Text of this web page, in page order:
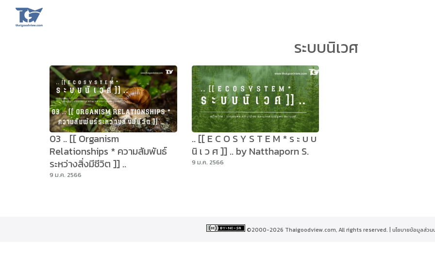
content
ระบบนิเวศ
03 .. [[ Organism
Relationships * ความสัมพันธ์
ระหว่างสิ่งมีชีวิต ]] ..
9 ม.ค. 2566
.. [[ E C O S Y S T E M * ร ะ บ บ
นิ เ ว ศ ]] .. by Natthaporn S.
9 ม.ค. 2566
©2000-2026 Thaigoodview.com, All rights reserved. | นโยบายข้อมูลส่ว